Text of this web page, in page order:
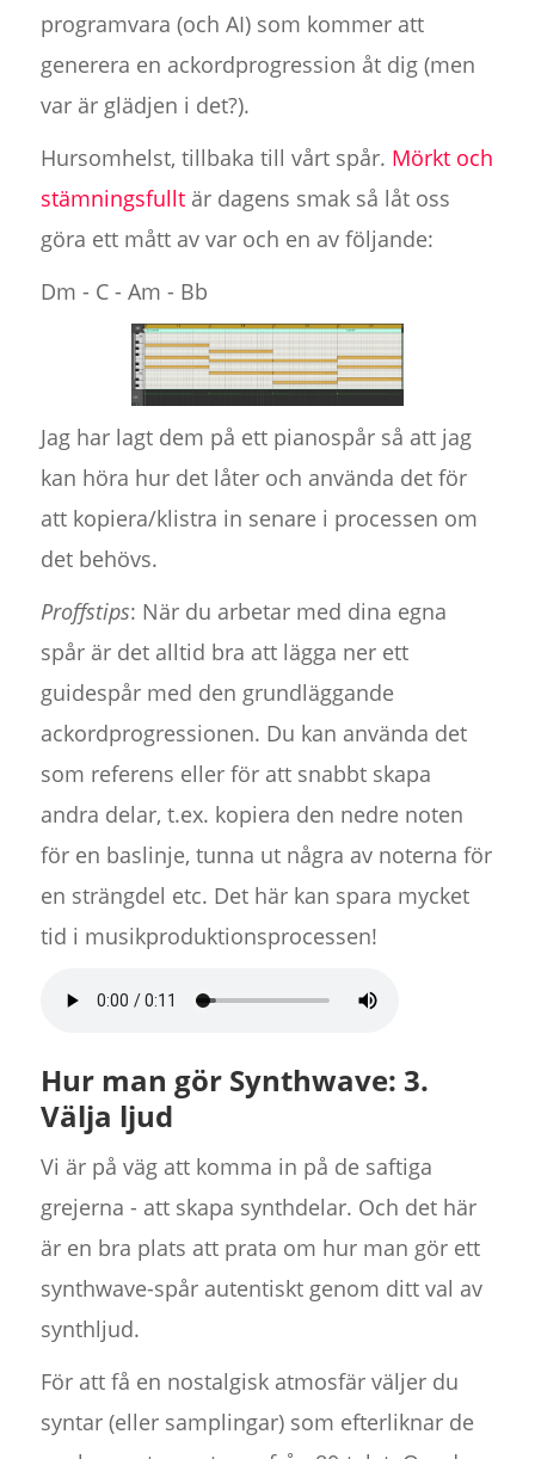
programvara (och AI) som kommer att
generera en ackordprogression åt dig (men
var är glädjen i det?).
Hursomhelst, tillbaka till vårt spår. Mörkt och
stämningsfulltär dagens smak så låt oss
göra ett mått av var och en av följande:
Dm - C - Am - Bb
Jag har lagt dem på ett pianospår så att jag
kan höra hur det låter och använda det för
att kopiera/klistra in senare i processen om
det behövs.
Proffstips: När du arbetar med dina egna
spår är det alltid bra att lägga ner ett
guidespår med den grundläggande
ackordprogressionen. Du kan använda det
som referens eller för att snabbt skapa
andra delar, t.ex. kopiera den nedre noten
för en baslinje, tunna ut några av noterna för
en strängdel etc. Det här kan spara mycket
tid i musikproduktionsprocessen!
Hur man gör Synthwave: 3.
Välja ljud
Vi är på väg att komma in på de saftiga
grejerna - att skapa synthdelar. Och det här
är en bra plats att prata om hur man gör ett
synthwave-spår autentiskt genom ditt val av
synthljud.
För att få en nostalgisk atmosfär väljer du
syntar (eller samplingar) som efterliknar de